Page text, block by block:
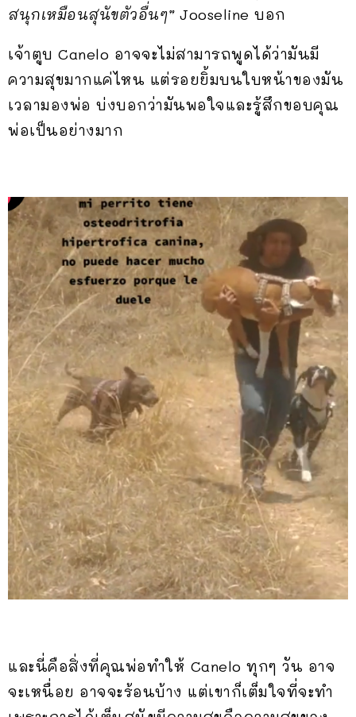
สนุกเหมือนสุนัขตัวอื่นๆ”Jooseline บอก
เจ้าตูบ Canelo อาจจะไม่สามารถพูดได้ว่ามันมี
ความสุขมากแค่ไหน แต่รอยยิ้มบนใบหน้าของมัน
เวลามองพ่อ บ่งบอกว่ามันพอใจและรู้สึกขอบคุณ
พ่อเป็นอย่างมาก
และนี่คือสิ่งที่คุณพ่อทำให้ Canelo ทุกๆ วัน อาจ
จะเหนื่อย อาจจะร้อนบ้าง แต่เขาก็เต็มใจที่จะทำ